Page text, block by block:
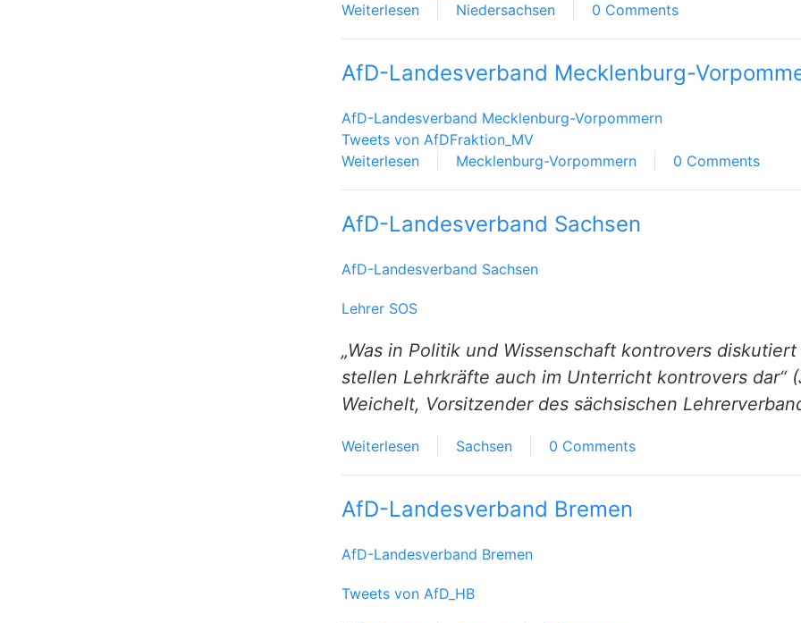
Weiterlesen
Niedersachsen 0 Comments
AfD-Landesverband Mecklenburg-
AfD-Landesverband Mecklenburg-Vorpommern
Tweets von AfDFraktion_MV
Weiterlesen
Mecklenburg-Vorpommern 0 Comments
AfD-Landesverband Sachsen
AfD-Landesverband Sachsen
Lehrer SOS
„Was in Politik und Wissenschaft kontrovers
stellen Lehrkräfte auch im Unterricht kontrovers dar“
Weichelt, Vorsitzender des sächsischen
Weiterlesen Sachsen 0 Comments
AfD-Landesverband Bremen
AfD-Landesverband Bremen
Tweets von AfD_HB